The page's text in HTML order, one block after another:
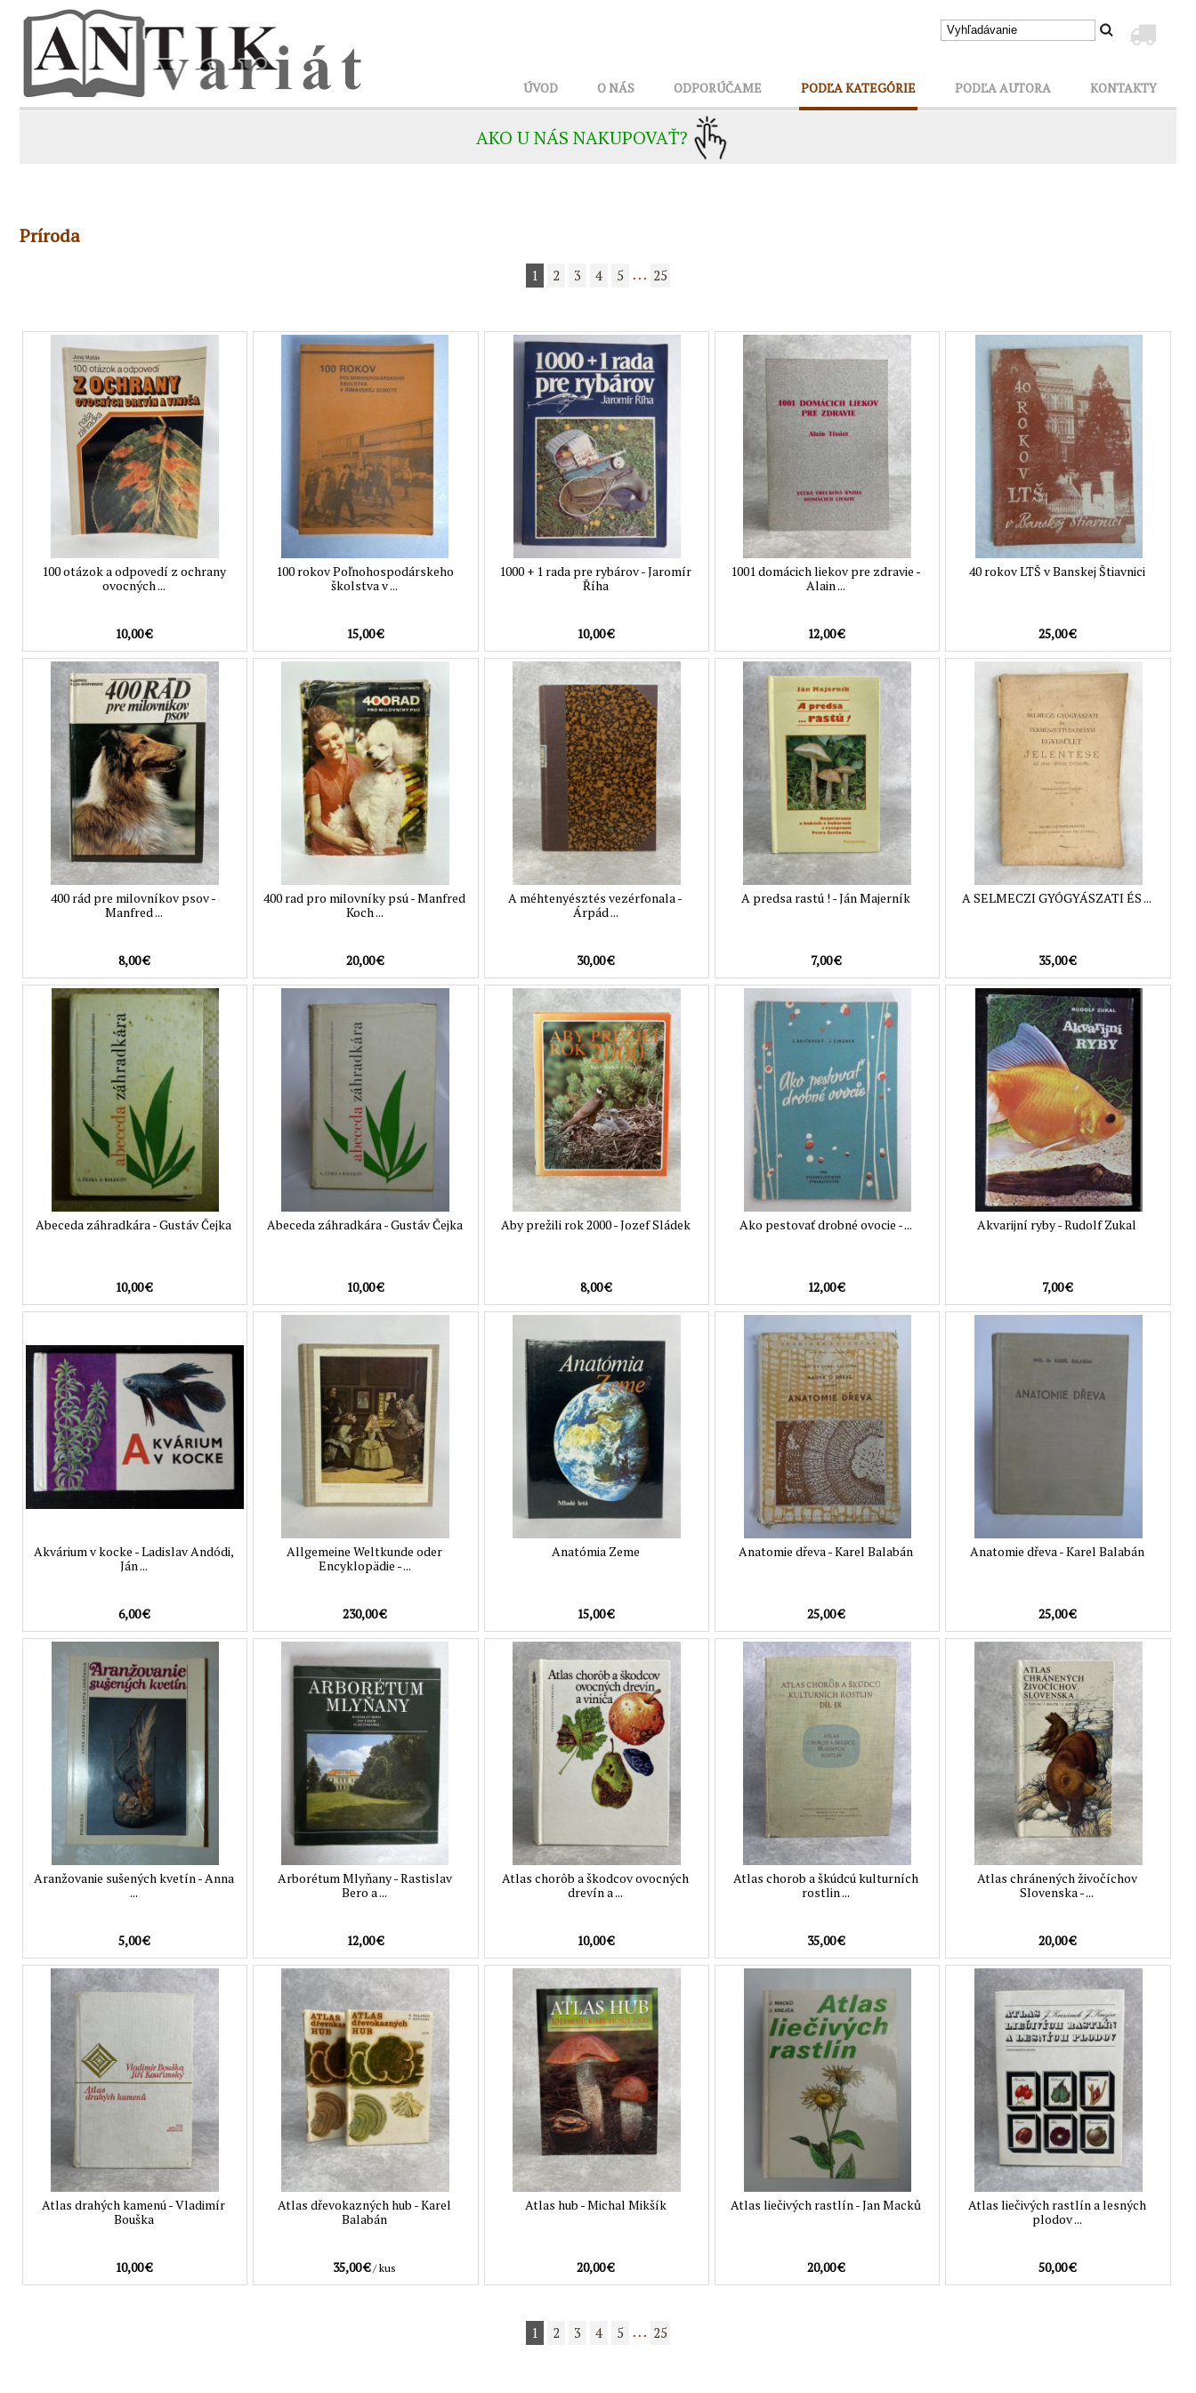
ÚVOD O NÁS ODPORÚČAME PODĽA KATEGÓRIE PODĽA AUTORA KONTAKTY
AKO U NÁS NAKUPOVAŤ?
Príroda
1 2 3 4 5 • • • 25
100 otázok a odpovedí z ochrany
ovocných ...
10,00 €
100 rokov Poľnohospodárskeho
školstva v ...
15,00 €
1000 + 1 rada pre rybárov - Jaromír
Říha
10,00 €
1001 domácich liekov pre zdravie -
Alain ...
12,00 €
40 rokov LTŠ v Banskej Štiavnici
25,00 €
400 rád pre milovníkov psov -
Manfred ...
8,00 €
400 rad pro milovníky psú - Manfred
Koch ...
20,00 €
A méhtenyésztés vezérfonala -
Árpád ...
30,00 €
A predsa rastú ! - Ján Majerník
7,00 €
A SELMECZI GYÓGYÁSZATI ÉS ...
35,00 €
Abeceda záhradkára - Gustáv Čejka
10,00 €
Abeceda záhradkára - Gustáv Čejka
10,00 €
Aby prežili rok 2000 - Jozef Sládek
8,00 €
Ako pestovať drobné ovocie - ...
12,00 €
Akvarijní ryby - Rudolf Zukal
7,00 €
Akvárium v kocke - Ladislav Andódi,
Ján ...
6,00 €
Allgemeine Weltkunde oder
Encyklopädie - ...
230,00 €
Anatómia Zeme
15,00 €
Anatomie dřeva - Karel Balabán
25,00 €
Anatomie dřeva - Karel Balabán
25,00 €
Aranžovanie sušených kvetín - Anna
...
5,00 €
Arborétum Mlyňany - Rastislav
Bero a ...
12,00 €
Atlas chorôb a škodcov ovocných
drevín a ...
10,00 €
Atlas chorob a škúdcú kulturních
rostlin ...
35,00 €
Atlas chránených živočíchov
Slovenska - ...
20,00 €
Atlas drahých kamenú - Vladimír
Bouška
10,00 €
Atlas dřevokazných hub - Karel
Balabán
35,00 €/ kus
Atlas hub - Michal Mikšík
20,00 €
Atlas liečivých rastlín - Jan Macků
20,00 €
Atlas liečivých rastlín a lesných
plodov ...
50,00 €
1 2 3 4 5 • • • 25